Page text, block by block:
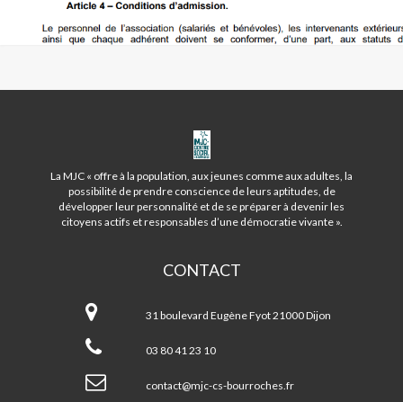
MJC
CENTRE
SOCIAL
DES
BOURROCHES
La MJC « offre à la population, aux jeunes comme aux adultes, la
possibilité de prendre conscience de leurs aptitudes, de
développer leur personnalité et de se préparer à devenir les
citoyens actifs et responsables d’une démocratie vivante ».
CONTACT
Centre
Social
des
Bourroches
31 boulevard Eugène Fyot 21000 Dijon
03 80 41 23 10
contact@mjc-cs-bourroches.fr